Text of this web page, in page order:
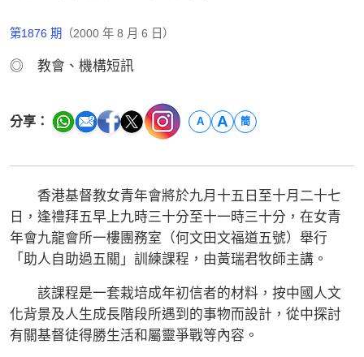
第1876 期 （2000 年 8 月 6 日）
◎ 教會、機構短訊
分享： A A 簡
香港基督教女青年會將於九月十五日至十月二十七
日，逢禮拜五早上九時三十分至十一時三十分，在女青
年會九龍會所一樓團務室（何文田文福道五號）舉行
「助人自助過五關」訓練課程，由黃瑞君牧師主講。
該課程是一套栽培成年初信者的材料，按中國人文
化背景及人生成長階段所遇到的事物而設計，從中探討
有關基督徒得勝生活和屬靈爭戰等內容。